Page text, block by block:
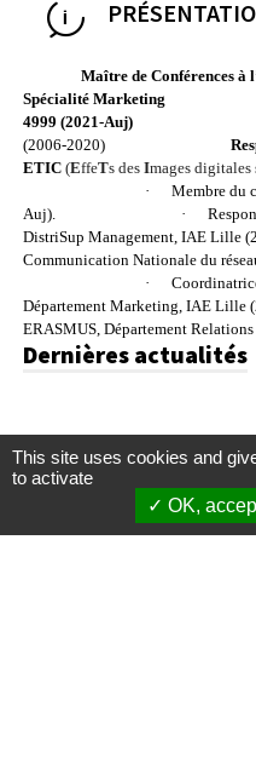
Maître de Conférences
Spécialité Marketing
4999 (2021-Auj)
(2006-2020)
ETIC (EffeTs des Images digitales
·
Membre du
Auj).
·
DistriSup Management, IAE Lille
Communication Nationale du
·
Département Marketing, IAE Lille
ERASMUS, Département
Dernières actualités
This site uses cookies and
to activate
OK,